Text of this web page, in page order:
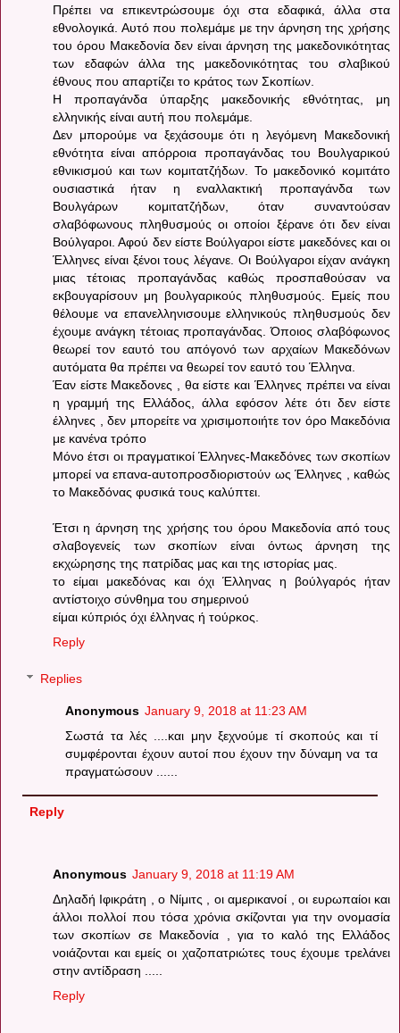
Πρέπει να επικεντρώσουμε όχι στα εδαφικά, άλλα στα
εθνολογικά. Αυτό που πολεμάμε με την άρνηση της χρήσης
του όρου Μακεδονία δεν είναι άρνηση της μακεδονικότητας
των εδαφών άλλα της μακεδονικότητας του σλαβικού
έθνους που απαρτίζει το κράτος των Σκοπίων.
Η προπαγάνδα ύπαρξης μακεδονικής εθνότητας, μη
ελληνικής είναι αυτή που πολεμάμε.
Δεν μπορούμε να ξεχάσουμε ότι η λεγόμενη Μακεδονική
εθνότητα είναι απόρροια προπαγάνδας του Βουλγαρικού
εθνικισμού και των κομιτατζήδων. Το μακεδονικό κομιτάτο
ουσιαστικά ήταν η εναλλακτική προπαγάνδα των
Βουλγάρων κομιτατζήδων, όταν συναντούσαν
σλαβόφωνους πληθυσμούς οι οποίοι ξέρανε ότι δεν είναι
Βούλγαροι. Αφού δεν είστε Βούλγαροι είστε μακεδόνες και οι
Έλληνες είναι ξένοι τους λέγανε. Οι Βούλγαροι είχαν ανάγκη
μιας τέτοιας προπαγάνδας καθώς προσπαθούσαν να
εκβουγαρίσουν μη βουλγαρικούς πληθυσμούς. Εμείς που
θέλουμε να επανελληνισουμε ελληνικούς πληθυσμούς δεν
έχουμε ανάγκη τέτοιας προπαγάνδας. Όποιος σλαβόφωνος
θεωρεί τον εαυτό του απόγονό των αρχαίων Μακεδόνων
αυτόματα θα πρέπει να θεωρεί τον εαυτό του Έλληνα.
Έαν είστε Μακεδονες , θα είστε και Έλληνες πρέπει να είναι
η γραμμή της Ελλάδος, άλλα εφόσον λέτε ότι δεν είστε
έλληνες , δεν μπορείτε να χρισιμοποιήτε τον όρο Μακεδόνια
με κανένα τρόπο
Μόνο έτσι οι πραγματικοί Έλληνες-Μακεδόνες των σκοπίων
μπορεί να επανα-αυτοπροσδιοριστούν ως Έλληνες , καθώς
το Μακεδόνας φυσικά τους καλύπτει.
Έτσι η άρνηση της χρήσης του όρου Μακεδονία από τους
σλαβογενείς των σκοπίων είναι όντως άρνηση της
εκχώρησης της πατρίδας μας και της ιστορίας μας.
το είμαι μακεδόνας και όχι Έλληνας η βούλγαρός ήταν
αντίστοιχο σύνθημα του σημερινού
είμαι κύπριός όχι έλληνας ή τούρκος.
Reply
Replies
Anonymous January 9, 2018 at 11:23 AM
Σωστά τα λές ....και μην ξεχνούμε τί σκοπούς και τί
συμφέρονται έχουν αυτοί που έχουν την δύναμη να τα
πραγματώσουν ......
Reply
Anonymous January 9, 2018 at 11:19 AM
Δηλαδή Ιφικράτη , ο Νίμιτς , οι αμερικανοί , οι ευρωπαίοι και
άλλοι πολλοί που τόσα χρόνια σκίζονται για την ονομασία
των σκοπίων σε Μακεδονία , για το καλό της Ελλάδος
νοιάζονται και εμείς οι χαζοπατριώτες τους έχουμε τρελάνει
στην αντίδραση .....
Reply